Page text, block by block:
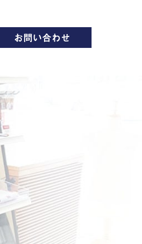
お問い合わせ